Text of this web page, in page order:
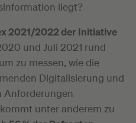
liegt?
2021/2022 der Initiative
und Juli 2021 rund
zu messen, wie die
Digitalisierung und
Anforderungen
unter anderem zu